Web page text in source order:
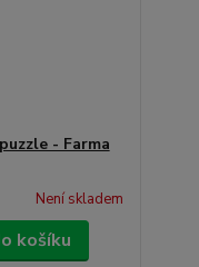
- Farma
Není skladem
košíku